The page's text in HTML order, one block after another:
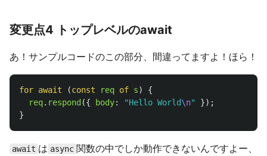
変更点4 トップレベルのawait
あ！サンプルコードのこの部分、間違ってますよ！ほら！
for await (const req of s)
{
req. respond ({ body: "Hello World\n"
});
}
await は async 関数の中でしか動作できないんですよー、